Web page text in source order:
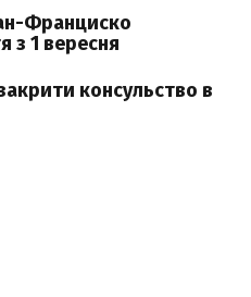
Франциско
з 1 вересня
консульство в